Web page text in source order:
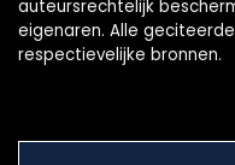
auteursrechtelijk
eigenaren. Alle
respectievelijke bronnen.